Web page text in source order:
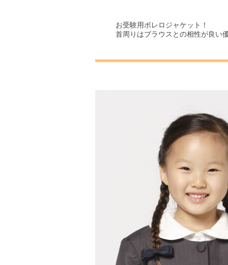
お受験用ボレロジャケット！
首周りはブラウスとの相性が良い